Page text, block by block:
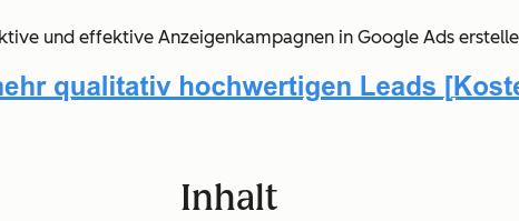
und effektive Anzeigenkampagnen in Google Ads
Inhalt